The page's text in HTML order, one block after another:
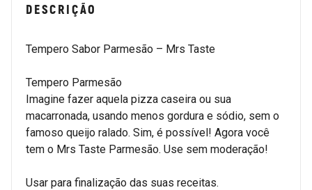
DESCRIÇÃO
Tempero Sabor Parmesão – Mrs Taste
Tempero Parmesão
Imagine fazer aquela pizza caseira ou sua
macarronada, usando menos gordura e sódio, sem o
famoso queijo ralado. Sim, é possível! Agora você
tem o Mrs Taste Parmesão. Use sem moderação!
Usar para finalização das suas receitas.